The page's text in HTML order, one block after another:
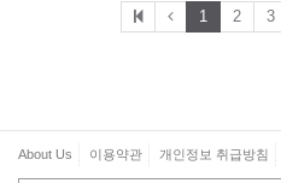
1 2 3
About Us 이용약관 개인정보 취급방침